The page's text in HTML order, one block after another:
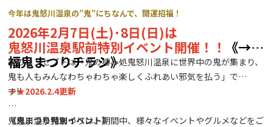
14:00 Ren ケーナ演奏②
14:30 平 桜子 薩摩琵琶演奏②
15:00 壱太郎 太鼓演奏②
15:30 終宴
~~平家の里内にキッチンカーも出店します！~~
今年は鬼怒川温泉の”鬼”にちなんで、開運招福！
2026年2月7日(土)･8日(日)は
鬼怒川温泉駅前特別イベント開催！！
《→招
福鬼まつりチラシ》
祭のコンセプトは「鬼の棲み処鬼怒川温泉に世界中の鬼が集まり、
鬼も人もみんなわちゃわちゃ楽しくふれあい邪気を払う」で
す‼
→★2026.2.4更新
鬼怒川温泉鬼まつりは、期間中、様々なイベントやグルメなどをご
《鬼まつり特別イベント》